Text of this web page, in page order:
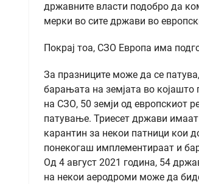
државните власти подобро да
мерки во сите држави во
Покрај тоа, СЗО Европа има
За празниците може да се
барањата на земјата во којашто
на СЗО, 50 земји од европскиот
патување. Триесет држави
карантин за некои патници кои
понекогаш имплементираат и
Од 4 август 2021 година, 54
на некои аеродроми може да